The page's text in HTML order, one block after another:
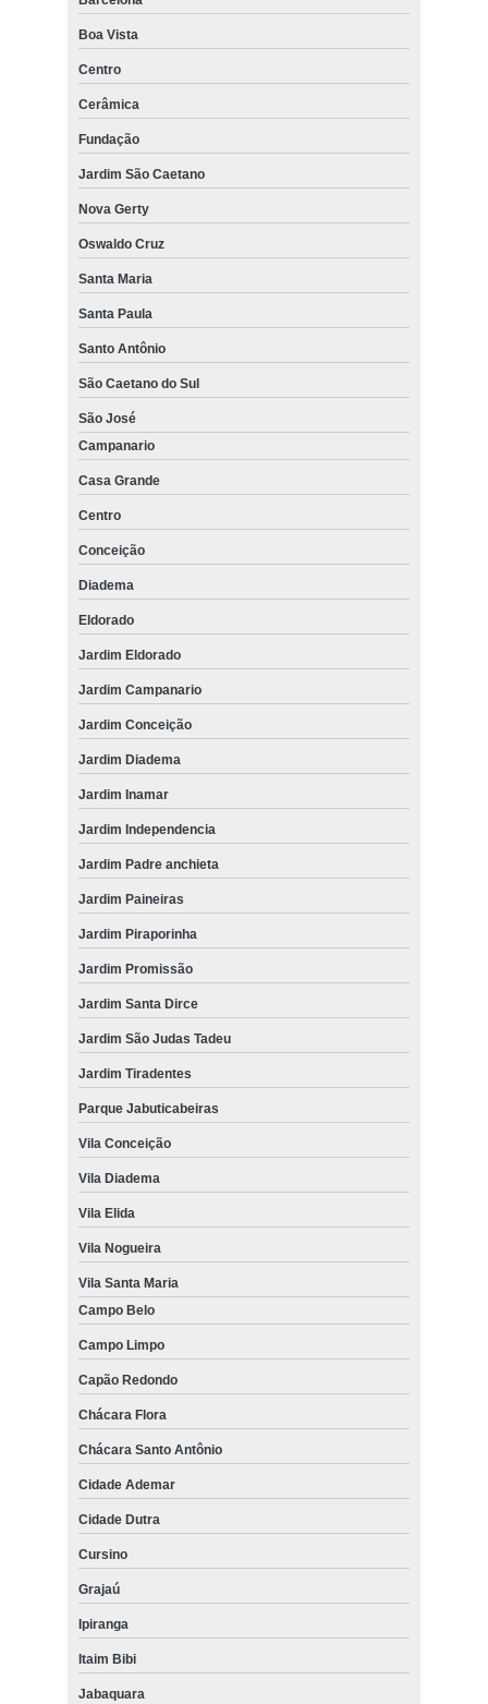
Boa Vista
Centro
Cerâmica
Fundação
Jardim São Caetano
Nova Gerty
Oswaldo Cruz
Santa Maria
Santa Paula
Santo Antônio
São Caetano do Sul
São José
Campanario
Casa Grande
Centro
Conceição
Diadema
Eldorado
Jardim Eldorado
Jardim Campanario
Jardim Conceição
Jardim Diadema
Jardim Inamar
Jardim Independencia
Jardim Padre anchieta
Jardim Paineiras
Jardim Piraporinha
Jardim Promissão
Jardim Santa Dirce
Jardim São Judas Tadeu
Jardim Tiradentes
Parque Jabuticabeiras
Vila Conceição
Vila Diadema
Vila Elida
Vila Nogueira
Vila Santa Maria
Campo Belo
Campo Limpo
Capão Redondo
Chácara Flora
Chácara Santo Antônio
Cidade Ademar
Cidade Dutra
Cursino
Grajaú
Ipiranga
Itaim Bibi
Jabaquara